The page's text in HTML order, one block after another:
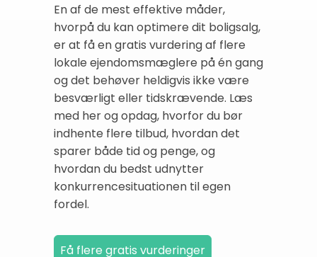
En af de mest effektive måder,
hvorpå du kan optimere dit boligsalg,
er at få en gratis vurdering af flere
lokale ejendomsmæglere på én gang
og det behøver heldigvis ikke være
besværligt eller tidskrævende. Læs
med her og opdag, hvorfor du bør
indhente flere tilbud, hvordan det
sparer både tid og penge, og
hvordan du bedst udnytter
konkurrencesituationen til egen
fordel.